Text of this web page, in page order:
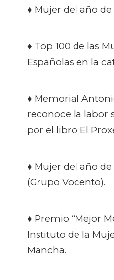
♦ Mujer del año
♦ Top 100 de las
Españolas en la
♦ Memorial
reconoce la labor
por el libro El
♦ Mujer del año
(Grupo Vocento).
♦ Premio “Mejor
Instituto de la
Mancha.